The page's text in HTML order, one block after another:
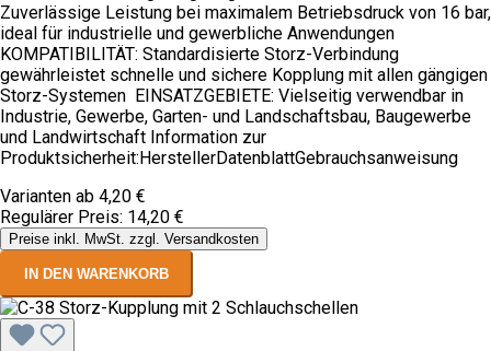
Zuverlässige Leistung bei maximalem Betriebsdruck von 16 bar,
ideal für industrielle und gewerbliche Anwendungen
KOMPATIBILITÄT: Standardisierte Storz-Verbindung
gewährleistet schnelle und sichere Kopplung mit allen gängigen
Storz-Systemen EINSATZGEBIETE: Vielseitig verwendbar in
Industrie, Gewerbe, Garten- und Landschaftsbau, Baugewerbe
und Landwirtschaft Information zur
Produktsicherheit:HerstellerDatenblattGebrauchsanweisung
Varianten ab 4,20 €
Regulärer Preis: 14,20 €
Preise inkl. MwSt. zzgl. Versandkosten
IN DEN WARENKORB